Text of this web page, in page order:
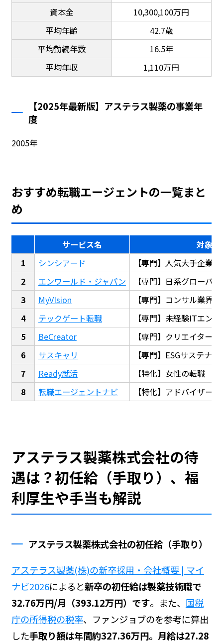
資本金
10,300,100万円
平均年齢
42.7歳
平均勤続年数
16.5年
平均年収
1,110万円
【2025年最新版】アステラス製薬の事業年
度
2005年
おすすめ転職エージェントの一覧まと
め
サービス名
対象
シンシアード
【専門】人気大手企業
エンワールド・ジャパン
【専門】日系グローバ
MyVIsion
【専門】コンサル業界
テックゲート転職
【専門】未経験ITエン
BeCreator
【専門】クリエイター
サスキャリ
【専門】ESGサステナ
Ready就活
【特化】女性の転職
転職エージェントナビ
【特化】アドバイザー
アステラス製薬株式会社の待
遇は？初任給（手取り）、福
利厚生や手当も解説
アステラス製薬株式会社の初任給（手取り）
アステラス製薬(株)の新卒採用・会社概要 | マイ
ナビ2026によると新卒の初任給は製薬技術職で
32.76万円/月（393.12万円）です。また、 国税
庁の所得税の税率、ファンジョブのを参考に算出
した手取り額は年間約327.36万円。月給は27.28